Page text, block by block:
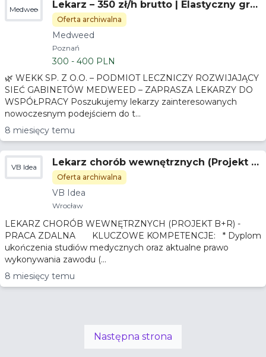
Medweed
Lekarz – 350 zł/h brutto | Elastyczny gra
fik | Gotowa baza pacjentów – Poznań
Oferta archiwalna
Medweed
Poznań
300 - 400 PLN
🌿 WEKK SP. Z O.O. – PODMIOT LECZNICZY ROZWIJAJĄCY
SIEĆ GABINETÓW MEDWEED – ZAPRASZA LEKARZY DO
WSPÓŁPRACY Poszukujemy lekarzy zainteresowanych
nowoczesnym podejściem do t...
8 miesięcy temu
VB Idea
Lekarz chorób wewnętrznych (Projekt B
+R) - praca zdalna
Oferta archiwalna
VB Idea
Wrocław
LEKARZ CHORÓB WEWNĘTRZNYCH (PROJEKT B+R) -
PRACA ZDALNA KLUCZOWE KOMPETENCJE: * Dyplom
ukończenia studiów medycznych oraz aktualne prawo
wykonywania zawodu (...
8 miesięcy temu
Następna strona